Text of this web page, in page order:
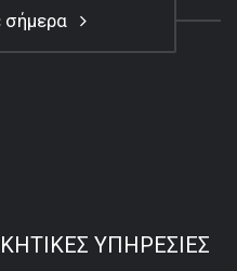
σήμερα
ΥΠΗΡΕΣΙΕΣ